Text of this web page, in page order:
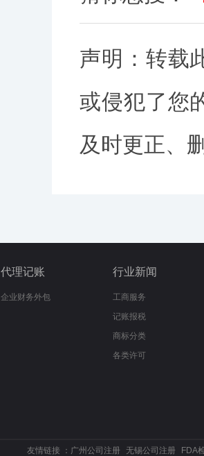
声明：转载
或侵犯了您
及时更正、
代理记账
企业财务外包
行业新闻
工商服务
记账报税
商标分类
各类许可
友情链接 ： 广州公司注册 无锡公司注册 FDA